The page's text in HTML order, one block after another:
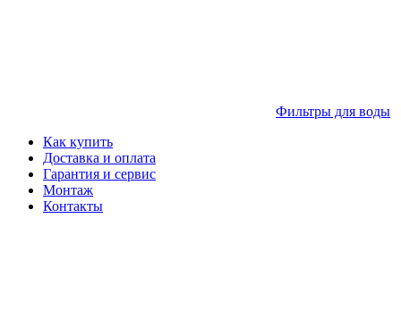
Фильтры для воды
Как купить
Доставка и оплата
Гарантия и сервис
Монтаж
Контакты